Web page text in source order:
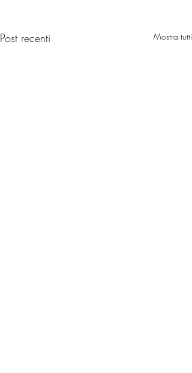
Post recenti Mostra tutti